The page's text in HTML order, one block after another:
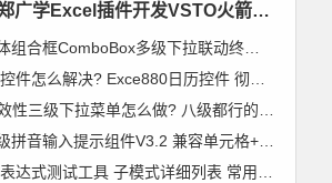
终于来啦！郑广学Excel插件开发VSTO火箭速成班-VB.NET
Excel VBA窗体组合框ComboBox多级下拉联动终极解决方案 无限级别逐级加载 类模块通用组件
VBA没有日历控件怎么解决? Exce880日历控件 彻底解决日历控件兼容问题 郑广学作品
Excel 数据有效性三级下拉菜单怎么做? 八级都行的无限级别下拉菜单级联列表 VBA通用组件使用说明
Excel VBA超级拼音输入提示组件V3.2 兼容单元格+控件+窗体 郑广学 VBA 拼音输入提示
VBA专用正则表达式测试工具 子模式详细列表 常用表达式及标准正则代码模块 郑广学 作品 图文